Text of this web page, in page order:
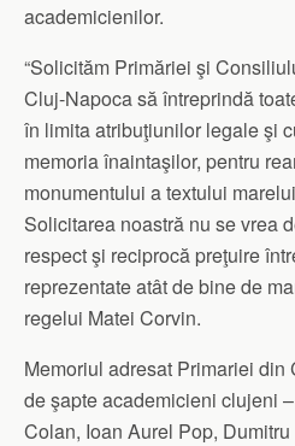
academicienilor.
“Solicităm Primăriei şi
Cluj-Napoca să întreprindă
în limita atribuţiunilor legale şi
memoria înaintaşilor, pentru
monumentului a textului
Solicitarea noastră nu se vrea
respect şi reciprocă preţuire
reprezentate atât de bine de
regelui Matei Corvin.
Memoriul adresat Primariei
de şapte academicieni clujeni
Colan, Ioan Aurel Pop,